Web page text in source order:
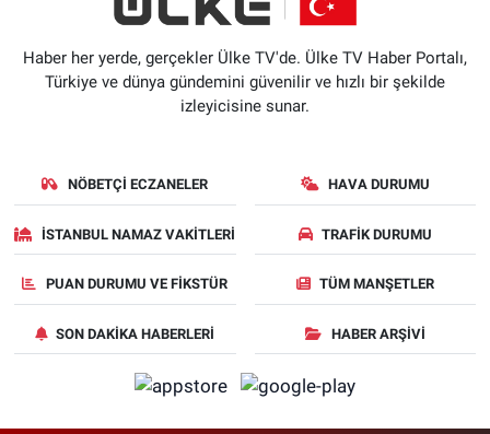
Haber her yerde, gerçekler Ülke TV'de. Ülke TV Haber Portalı,
Türkiye ve dünya gündemini güvenilir ve hızlı bir şekilde
izleyicisine sunar.
NÖBETÇI ECZANELER HAVA DURUMU
İSTANBUL NAMAZ VAKITLERI TRAFIK DURUMU
PUAN DURUMU VE FIKSTÜR TÜM MANŞETLER
SON DAKIKA HABERLERI HABER ARŞIVI